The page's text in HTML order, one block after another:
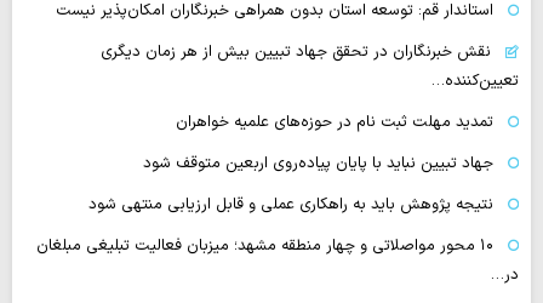
استاندار قم: توسعه استان بدون همراهی خبرنگاران امکان‌پذیر نیست
نقش خبرنگاران در تحقق جهاد تبیین بیش از هر زمان دیگری
تعیین‌کننده…
تمدید مهلت ثبت نام در حوزه‌های علمیه خواهران
جهاد تبیین نباید با پایان پیاده‌روی اربعین متوقف شود
نتیجه پژوهش باید به راهکاری عملی و قابل ارزیابی منتهی شود
۱۰ محور مواصلاتی و چهار منطقه مشهد؛ میزبان فعالیت تبلیغی مبلغان
در…